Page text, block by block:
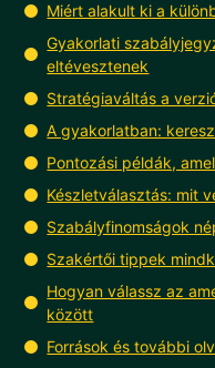
Miért alakult ki a
Gyakorlati
eltévesztenek
Stratégiaváltás a
A gyakorlatban:
Pontozási példák,
Készletválasztás: mit
Szabályfinomságok
Szakértői tippek
Hogyan válassz az
között
Források és további